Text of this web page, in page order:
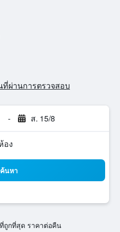
ผ่านการตรวจสอบ
- ส. 15/8
อง
ค้นหา
ถูกที่สุด ราคาต่อคืน